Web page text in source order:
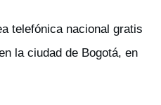
telefónica nacional gratis
la ciudad de Bogotá, en